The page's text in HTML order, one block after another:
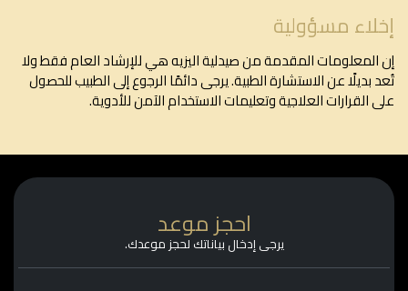
إخلاء مسؤولية
إن المعلومات المقدمة من صيدلية اليزيه هي للإرشاد العام فقط ولا
تُعد بديلًا عن الاستشارة الطبية. يرجى دائمًا الرجوع إلى الطبيب للحصول
على القرارات العلاجية وتعليمات الاستخدام الآمن للأدوية.
احجز موعد
يرجى إدخال بياناتك لحجز موعدك.